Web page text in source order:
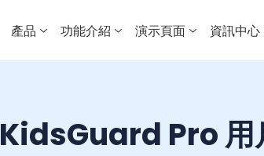
產品 功能介紹 演示頁面 資訊中心
KidsGuard Pro